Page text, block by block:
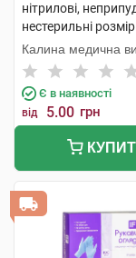
нітрилові,
нестерильні
Калина медична
компанія
Є в наявності
від 5.00 грн